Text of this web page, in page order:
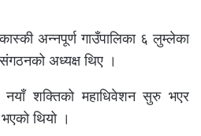
अन्नपूर्ण गाउँपालिका ६ लुम्लेका
संगठनको अध्यक्ष थिए ।
नयाँ शक्तिको महाधिवेशन सुरु भएर
थियो ।